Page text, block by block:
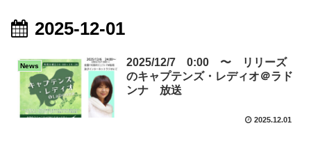
2025-12-01
News
2025/12/7 0:00 〜 リリーズ
のキャプテンズ・レディオ＠ラド
ンナ 放送
2025.12.01